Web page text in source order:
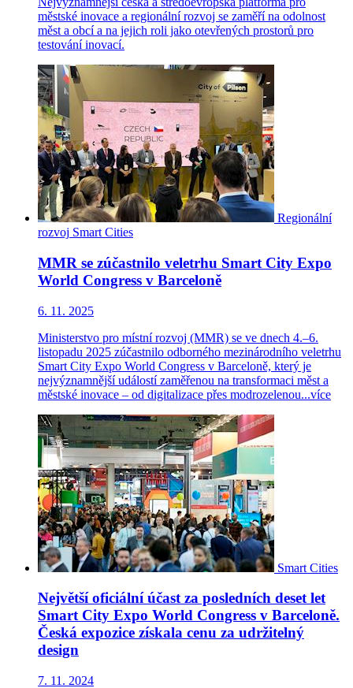
městské inovace a regionální rozvoj se zaměří na odolnost
měst a obcí a na jejich roli jako otevřených prostorů pro
testování inovací.
Regionální
rozvoj Smart Cities
MMR se zúčastnilo veletrhu Smart City Expo
World Congress v Barceloně
6. 11. 2025
Ministerstvo pro místní rozvoj (MMR) se ve dnech 4.–6.
listopadu 2025 zúčastnilo odborného mezinárodního veletrhu
Smart City Expo World Congress v Barceloně, který je
nejvýznamnější událostí zaměřenou na transformaci měst a
městské inovace – od digitalizace přes modrozelenou...více
Smart Cities
Největší oficiální účast za posledních deset let
Smart City Expo World Congress v Barceloně.
Česká expozice získala cenu za udržitelný
design
7. 11. 2024